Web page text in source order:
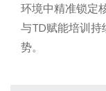
环境中精准锁定
与TD赋能培训
势。